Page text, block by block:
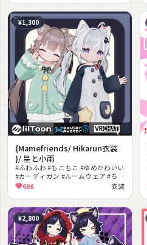
¥1,300
{Mamefriends/ Hikarun衣装
}/ 星と小雨
#ふわふわ #もこもこ #ゆめかわいい
#カーディガン #ルームウェア #ちび
#ガーリー #MA対応 #lilToon対応 #
686 衣装
¥2,800